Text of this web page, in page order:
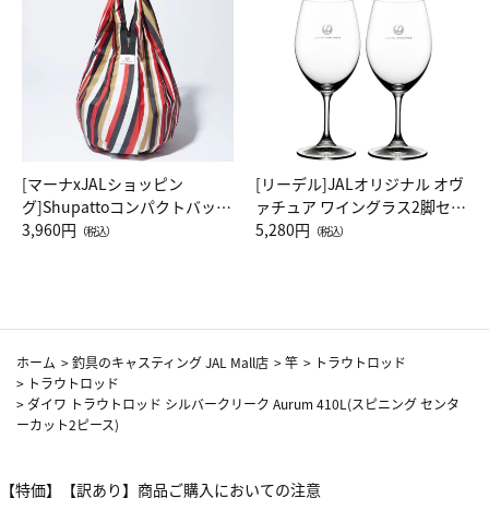
[マーナxJALショッピン
グ]Shupattoコンパクトバッグ
Drop JAL客室乗務員（LC）ス
3,960円 （税込）
[リーデル]JALオリジナル オヴ
ァチュア ワイングラス2脚セッ
ト（レッドワイン）
5,280円 （税込）
ホーム >釣具のキャスティング JAL Mall店 >竿 > トラウトロッド
> トラウトロッド
> ダイワ トラウトロッド シルバークリーク Aurum 410L(スピニング センタ
ーカット2ピース)
【特価】【訳あり】商品ご購入においての注意